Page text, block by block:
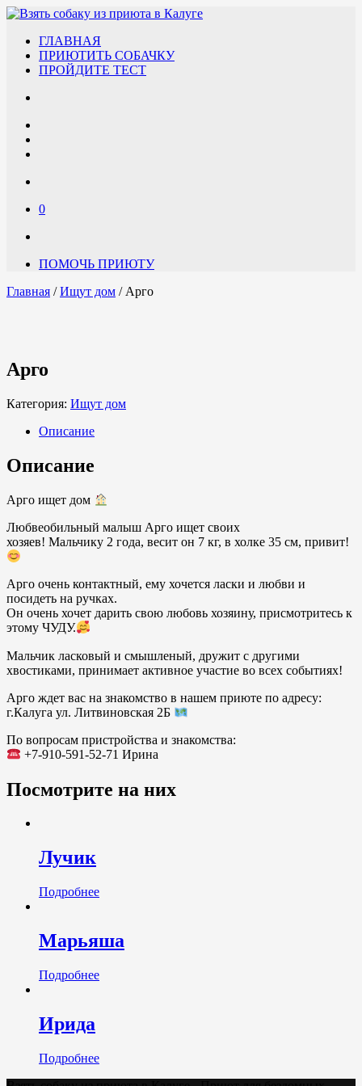
ГЛАВНАЯ
ПРИЮТИТЬ СОБАЧКУ
ПРОЙДИТЕ ТЕСТ
0
ПОМОЧЬ ПРИЮТУ
Главная /Ищут дом / Арго
Арго
Категория: Ищут дом
Описание
Описание
Арго ищет дом
Любвеобильный малыш Арго ищет своих
хозяев! Мальчику 2 года, весит он 7 кг, в холке 35 см, привит!
Арго очень контактный, ему хочется ласки и любви и
посидеть на ручках.
Он очень хочет дарить свою любовь хозяину, присмотритесь к
этому ЧУДУ.
Мальчик ласковый и смышленый, дружит с другими
хвостиками, принимает активное участие во всех событиях!
Арго ждет вас на знакомство в нашем приюте по адресу:
г.Калуга ул. Литвиновская 2Б
По вопросам пристройства и знакомства:
+7-910-591-52-71 Ирина
Посмотрите на них
Лучик
Подробнее
Марьяша
Подробнее
Ирида
Подробнее